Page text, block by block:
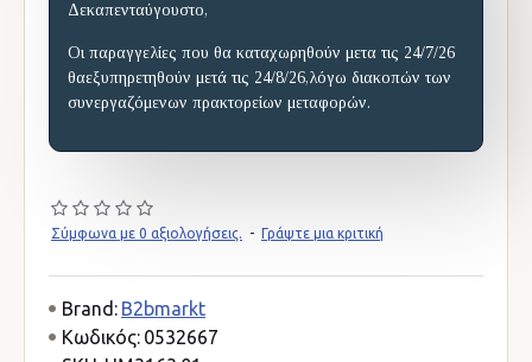
Δεκαπενταύγουστο,
Οι παραγγελίες που θα καταχωρηθούν μετα τις 24/7/26
θαεξυπηρετηθούν μετά τις 24/8/26,λόγω διακοπών των
συνεργαζόμενων πρακτορείων μεταφορών.
Σύμφωνα με 0 αξιολογήσεις. - Γράψτε μια κριτική
Brand: B2bmarkt
Κωδικός: 0532667